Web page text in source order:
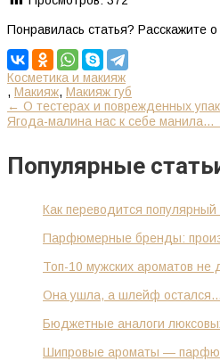
Понравилась статья? Расскажите
Косметика и макияж
, Макияж, Макияж губ
К
записям
← О тестерах и поврежденных
Ягода-малина нас к себе манила…
Популярные
Как переводится
Парфюмерные бренды:
Топ-10 мужских ароматов не
Она ушла, а шлейф остался…
Бюджетные аналоги
Шипровые ароматы —